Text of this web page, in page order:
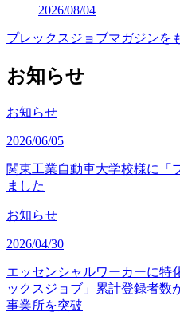
2026/08/04
プレックスジョブマガジンを
お知らせ
お知らせ
2026/06/05
関東工業自動車大学校様に「
ました
お知らせ
2026/04/30
エッセンシャルワーカーに特
ックスジョブ」累計登録者数
事業所を突破